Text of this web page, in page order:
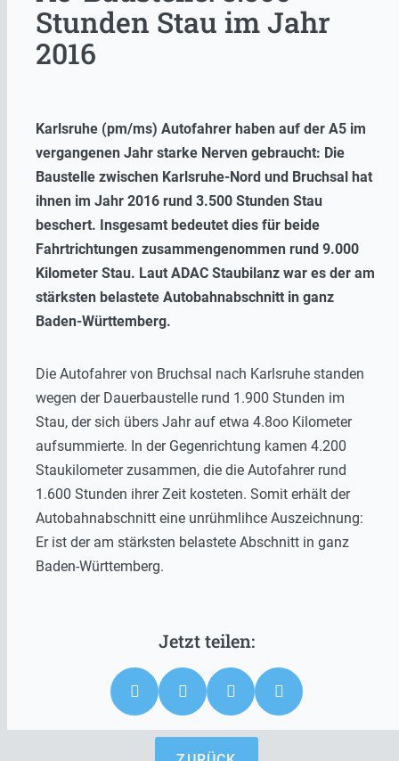
Stunden Stau im Jahr
2016
Karlsruhe (pm/ms) Autofahrer haben auf der A5 im
vergangenen Jahr starke Nerven gebraucht: Die
Baustelle zwischen Karlsruhe-Nord und Bruchsal hat
ihnen im Jahr 2016 rund 3.500 Stunden Stau
beschert. Insgesamt bedeutet dies für beide
Fahrtrichtungen zusammengenommen rund 9.000
Kilometer Stau. Laut ADAC Staubilanz war es der am
stärksten belastete Autobahnabschnitt in ganz
Baden-Württemberg.
Die Autofahrer von Bruchsal nach Karlsruhe standen
wegen der Dauerbaustelle rund 1.900 Stunden im
Stau, der sich übers Jahr auf etwa 4.8oo Kilometer
aufsummierte. In der Gegenrichtung kamen 4.200
Staukilometer zusammen, die die Autofahrer rund
1.600 Stunden ihrer Zeit kosteten. Somit erhält der
Autobahnabschnitt eine unrühmlihce Auszeichnung:
Er ist der am stärksten belastete Abschnitt in ganz
Baden-Württemberg.